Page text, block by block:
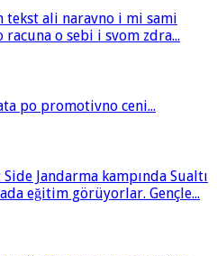
tekst ali naravno i mi sami
o sebi i svom zdra...
po promotivno ceni...
Jandarma kampında Sualtı
eğitim görüyorlar. Gençle...